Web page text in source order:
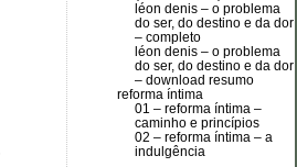
léon denis – o problema
do ser, do destino e da dor
– completo
léon denis – o problema
do ser, do destino e da dor
– download resumo
reforma íntima
01 – reforma íntima –
caminho e princípios
02 – reforma íntima – a
indulgência